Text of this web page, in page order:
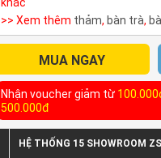
>> Xem thêm thảm, bàn trà,
MUA NGAY
Nhận voucher giảm từ
500.000đ
HỆ THỐNG 15 SHOWROOM